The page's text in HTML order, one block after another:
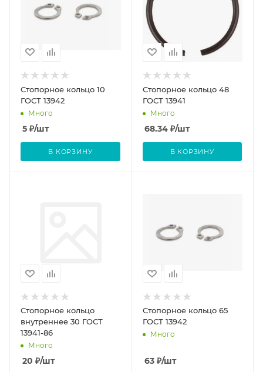
Стопорное кольцо 10
ГОСТ 13942
Много
5 ₽/шт
В КОРЗИНУ
Стопорное кольцо 48
ГОСТ 13941
Много
68.34₽/шт
В КОРЗИНУ
Стопорное кольцо
внутреннее 30 ГОСТ
13941-86
Много
20 ₽/шт
Стопорное кольцо 65
ГОСТ 13942
Много
63₽/шт